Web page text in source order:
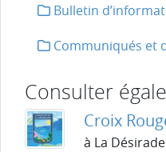
Bulletin
Communiqués et
Consulter
Croix
à La